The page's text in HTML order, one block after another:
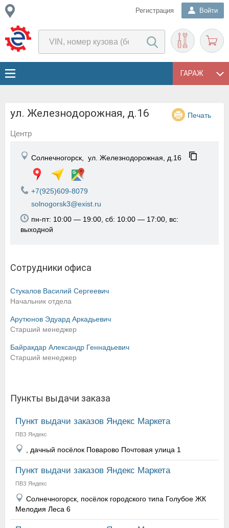
Регистрация Войти
ГАРАЖ
ул. Железнодорожная, д.16 Печать
Центр
Солнечногорск, ул. Железнодорожная, д.16
+7(925)609-8079
solnogorsk3@exist.ru
пн-пт: 10:00 — 19:00, сб: 10:00 — 17:00, вс:
выходной
Сотрудники офиса
Стукалов Василий Сергеевич
Начальник отдела
Арутюнов Эдуард Аркадьевич
Старший менеджер
Байракдар Александр Геннадьевич
Старший менеджер
Пункты выдачи заказа
Пункт выдачи заказов Яндекс Маркета
ПВЗ Яндекс
, дачный посёлок Поварово Почтовая улица 1
Пункт выдачи заказов Яндекс Маркета
ПВЗ Яндекс
Солнечногорск, посёлок городского типа Голубое ЖК
Мелодия Леса 6